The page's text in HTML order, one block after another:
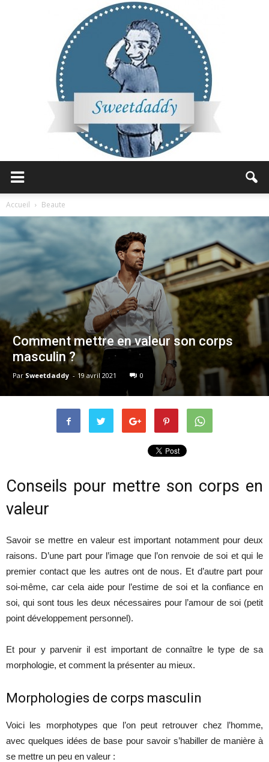
Accueil Beaute
Comment mettre en valeur son corps
masculin ?
Par Sweetdaddy - 19 avril 2021 0
Conseils pour mettre son corps en
valeur
Savoir se mettre en valeur est important notamment pour deux
raisons. D’une part pour l’image que l’on renvoie de soi et qui le
premier contact que les autres ont de nous. Et d’autre part pour
soi-même, car cela aide pour l’estime de soi et la confiance en
soi, qui sont tous les deux nécessaires pour l’amour de soi (petit
point développement personnel).
Et pour y parvenir il est important de connaître le type de sa
morphologie, et comment la présenter au mieux.
Morphologies de corps masculin
Voici les morphotypes que l’on peut retrouver chez l’homme,
avec quelques idées de base pour savoir s’habiller de manière à
se mettre un peu en valeur :